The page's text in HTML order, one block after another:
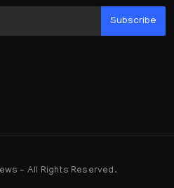
Subscribe
- All Rights Reserved.